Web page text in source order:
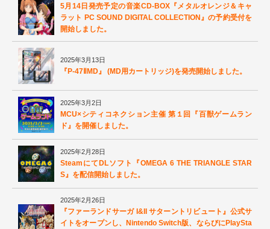
5月14日発売予定の音楽CD-BOX『メタルオレンジ＆キャ
ラット PC SOUND DIGITAL COLLECTION』の予約受付を
開始しました。
2025年3月13日
『P-47ⅡMD』 (MD用カートリッジ)を発売開始しました。
2025年3月2日
MCU×シティコネクション主催 第１回『百獣ゲームラン
ド』を開催しました。
2025年2月28日
SteamにてDLソフト『OMEGA 6 THE TRIANGLE STAR
S』を配信開始しました。
2025年2月26日
『ファーランドサーガ I&II サターントリビュート』公式サ
イトをオープンし、Nintendo Switch版、ならびにPlaySta